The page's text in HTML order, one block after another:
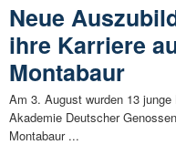
Neue
ihre Karriere
Montabaur
Am 3. August wurden 13
Akademie Deutscher
Montabaur ...